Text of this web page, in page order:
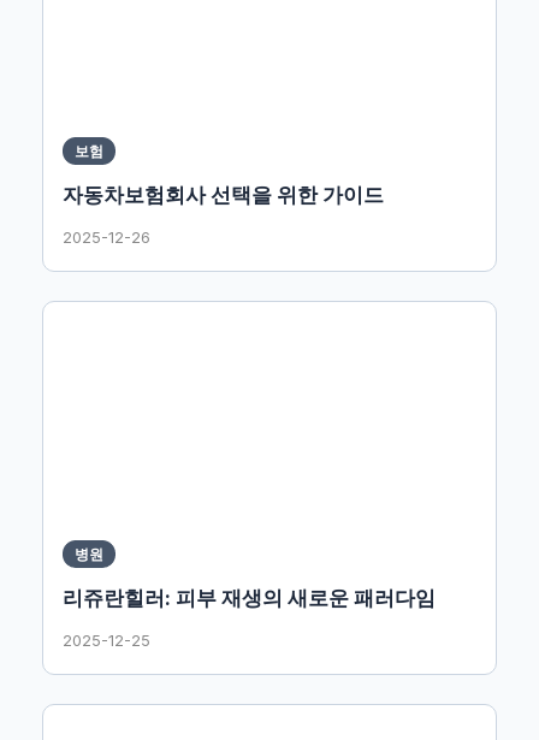
보험
자동차보험회사 선택을 위한 가이드
2025-12-26
병원
리쥬란힐러: 피부 재생의 새로운 패러다임
2025-12-25